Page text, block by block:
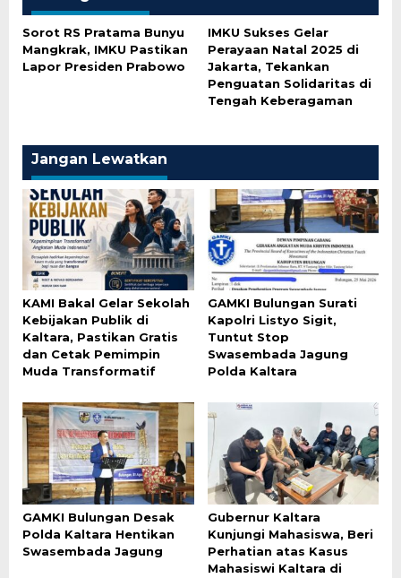
Sorot RS Pratama Bunyu
Mangkrak, IMKU Pastikan
Lapor Presiden Prabowo
IMKU Sukses Gelar
Perayaan Natal 2025 di
Jakarta, Tekankan
Penguatan Solidaritas di
Tengah Keberagaman
Jangan Lewatkan
KAMI Bakal Gelar Sekolah
Kebijakan Publik di
Kaltara, Pastikan Gratis
dan Cetak Pemimpin
Muda Transformatif
GAMKI Bulungan Surati
Kapolri Listyo Sigit,
Tuntut Stop
Swasembada Jagung
Polda Kaltara
GAMKI Bulungan Desak
Polda Kaltara Hentikan
Swasembada Jagung
Gubernur Kaltara
Kunjungi Mahasiswa, Beri
Perhatian atas Kasus
Mahasiswi Kaltara di